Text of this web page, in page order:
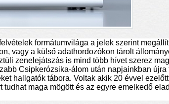
formátumvilága a jelek szerint
vagy a külső adathordozókon tárolt
zenelejátszás is mind több hívet szerez
Csipkerózsika-álom után napjainkban
hallgatók tábora. Voltak akik 20 évvel
tudhat maga mögött és az egyre emelkedő